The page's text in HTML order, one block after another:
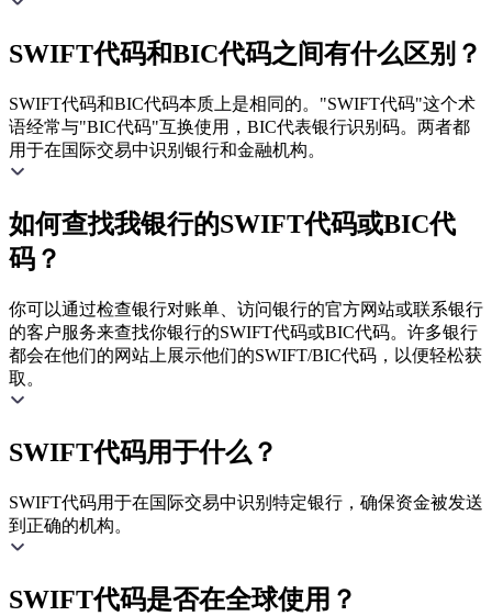
SWIFT代码和BIC代码之间有什么区别？
SWIFT代码和BIC代码本质上是相同的。"SWIFT代码"这个术
语经常与"BIC代码"互换使用，BIC代表银行识别码。两者都
用于在国际交易中识别银行和金融机构。
如何查找我银行的SWIFT代码或BIC代
码？
你可以通过检查银行对账单、访问银行的官方网站或联系银行
的客户服务来查找你银行的SWIFT代码或BIC代码。许多银行
都会在他们的网站上展示他们的SWIFT/BIC代码，以便轻松获
取。
SWIFT代码用于什么？
SWIFT代码用于在国际交易中识别特定银行，确保资金被发送
到正确的机构。
SWIFT代码是否在全球使用？